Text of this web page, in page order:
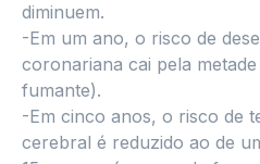
diminuem.
-Em um ano, o risco de
coronariana cai pela
fumante).
-Em cinco anos, o risco de
cerebral é reduzido ao de